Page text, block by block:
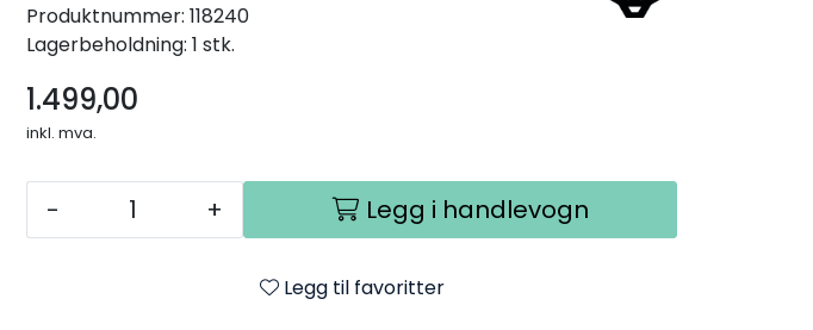
Produktnummer: 118240
Lagerbeholdning: 1 stk.
1.499,00
inkl. mva.
- + Legg i handlevogn
Legg til favoritter